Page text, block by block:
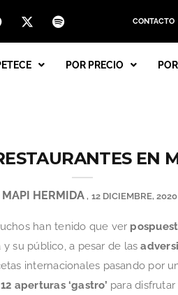
CONTACTO
POR PRECIO
EN
MAPI HERMIDA 12 DICIEMBRE, 2020
han tenido que ver
su público, a pesar de las
internacionales pasando por
aperturas ‘gastro’ para